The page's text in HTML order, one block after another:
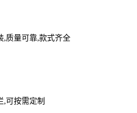
,质量可靠,款式齐全
,可按需定制